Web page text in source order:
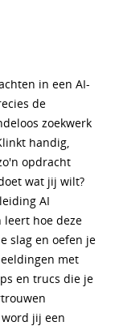
in een AI-
de
zoekwerk
handig,
opdracht
wat jij wilt?
AI
leert hoe deze
slag en oefen je
met
en trucs die je
jij een